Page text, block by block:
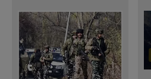
*
u
m
b
e
r
s
SUBMIT
*
u
m
b
e
r
s
SUBMIT